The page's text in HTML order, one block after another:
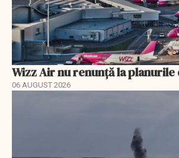
Wizz Air nu renunță la
06 AUGUST 2026